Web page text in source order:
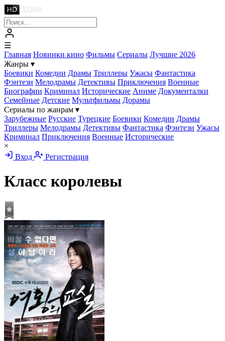
☰
Главная Новинки кино Фильмы Сериалы Лучшие 2026
Жанры ▾
Боевики Комедии Драмы Триллеры Ужасы Фантастика
Фэнтези Мелодрамы Детективы Приключения Военные
Биографии Криминал Исторические Аниме Документалки
Семейные Детские Мультфильмы Дорамы
Сериалы по жанрам ▾
Зарубежные Русские Турецкие Боевики Комедии Драмы
Триллеры Мелодрамы Детективы Фантастика Фэнтези Ужасы
Криминал Приключения Военные Исторические
×
Вход
Регистрация
Класс королевы